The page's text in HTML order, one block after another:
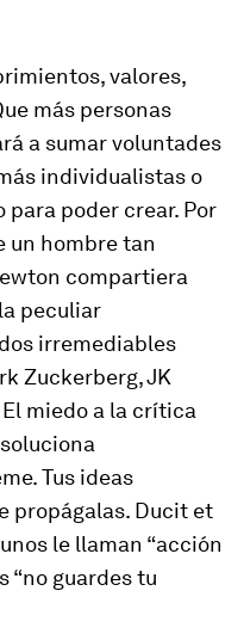
valores,
más personas
a sumar voluntades
individualistas o
poder crear. Por
un hombre tan
compartiera
peculiar
irremediables
Zuckerberg, JK
miedo a la crítica
Tus ideas
propágalas. Ducit et
le llaman “acción
“no guardes tu